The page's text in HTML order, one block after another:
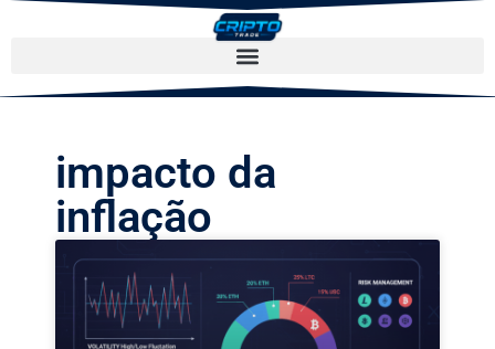
impacto da
inflação